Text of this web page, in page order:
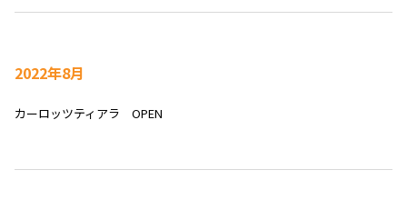
2022年8月
カーロッツティアラ OPEN